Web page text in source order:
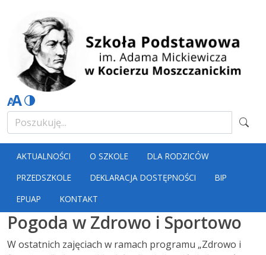
AKTUALNOŚCI O SZKOLE
DLA RODZICÓW
PRZEDSZKOLE
DEKLARACJA DOSTĘPNOŚCI
BIP
EPUAP
KONTAKT
Pogoda w Zdrowo i Sportowo
W ostatnich zajęciach w ramach programu „Zdrowo i